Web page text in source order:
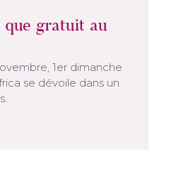
gratuit au
1er dimanche
se dévoile dans un